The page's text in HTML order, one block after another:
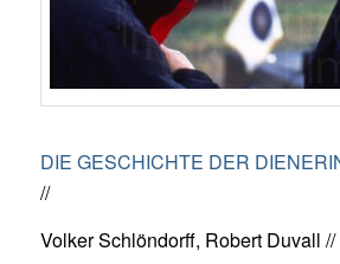
DIE GESCHICHTE DER
//
Volker Schlöndorff, Robert Duvall //